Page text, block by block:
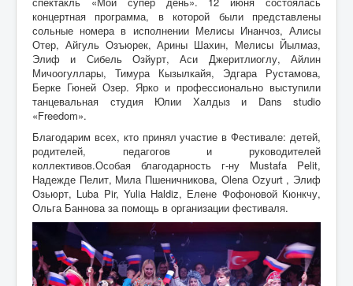
концертная программа, в которой были представлены
сольные номера в исполнении Мелисы Инанчоз, Алисы
Отер, Айгуль Озъюрек, Арины Шахин, Мелисы Йылмаз,
Элиф и Сибель Озйурт, Аси Джеритлиоглу, Айлин
Мичоогуллары, Тимура Кызылкайя, Эдгара Рустамова,
Берке Гюней Озер. Ярко и профессионально выступили
танцевальная студия Юлии Халдыз и Dans studio
«Freedom».
Благодарим всех, кто принял участие в Фестивале: детей,
родителей, педагогов и руководителей
коллективов.Особая благодарность г-ну Mustafa Pelit,
Надежде Пелит, Мила Пшеничникова, Olena Ozyurt , Элиф
Озьюрт, Luba Pir, Yulia Haldiz, Елене Фофоновой Кюнкчу,
Ольга Баннова за помощь в организации фестиваля.